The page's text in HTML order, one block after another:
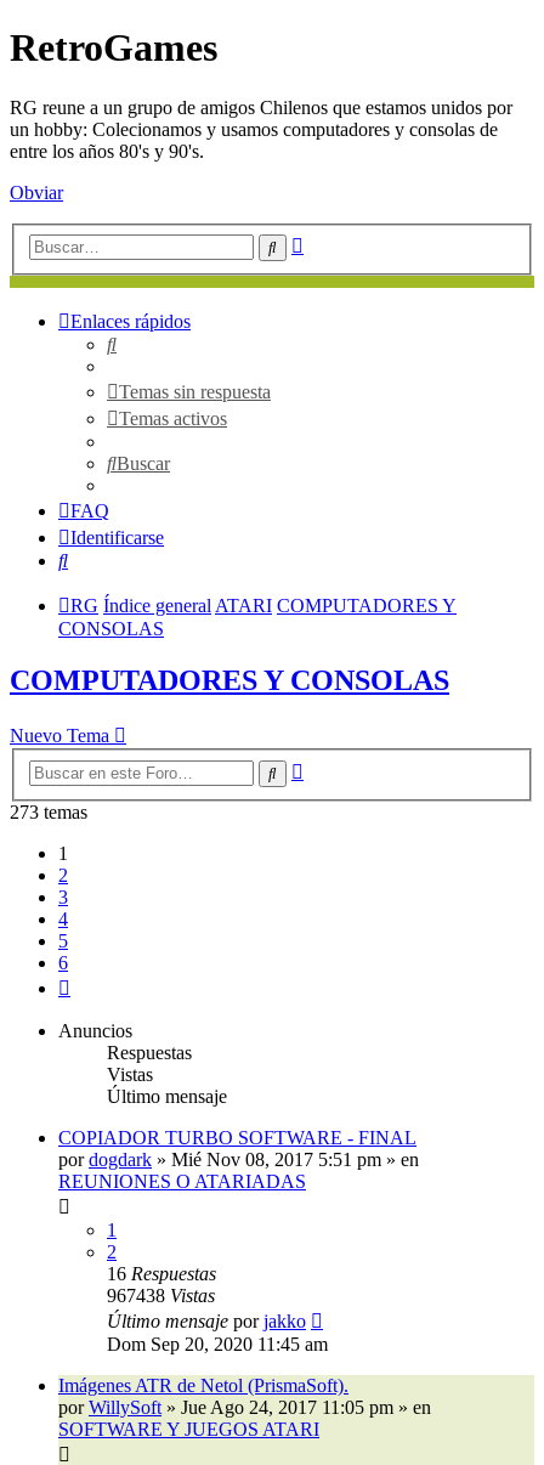
RetroGames
RG reune a un grupo de amigos Chilenos que estamos unidos por
un hobby: Colecionamos y usamos computadores y consolas de
entre los años 80's y 90's.
Obviar
Buscar
Enlaces rápidos
Buscar
Temas sin respuesta
Temas activos
Buscar
FAQ
Identificarse
Buscar
RG Índice generalATARI COMPUTADORES Y
CONSOLAS
COMPUTADORES Y CONSOLAS
Nuevo Tema
Buscar
273 temas
1
2
3
4
5
6
Anuncios
Respuestas
Vistas
Último mensaje
COPIADOR TURBO SOFTWARE - FINAL
pordogdark » Mié Nov 08, 2017 5:51 pm » en
REUNIONES O ATARIADAS
1
2
16 Respuestas
967438 Vistas
Último mensaje porjakko
Dom Sep 20, 2020 11:45 am
Imágenes ATR de Netol (PrismaSoft).
porWillySoft » Jue Ago 24, 2017 11:05 pm » en
SOFTWARE Y JUEGOS ATARI